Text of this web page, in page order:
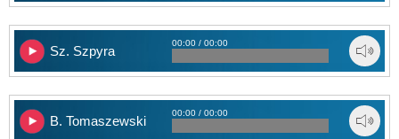
Sz. Szpyra
00:00 / 00:00
B. Tomaszewski
00:00 / 00:00